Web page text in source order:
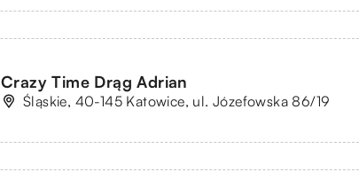
Crazy Time Drąg Adrian
Śląskie, 40-145 Katowice, ul. Józefowska 86/19